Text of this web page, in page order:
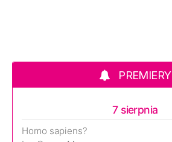
PREMIERY
7 sierpnia
Homo sapiens?